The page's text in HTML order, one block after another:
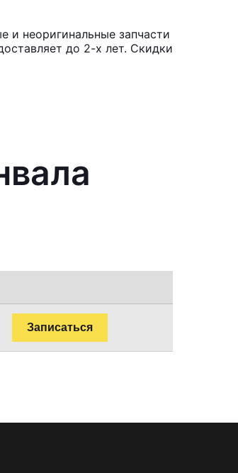
и неоригинальные запчасти
до 2-х лет. Скидки
Записаться